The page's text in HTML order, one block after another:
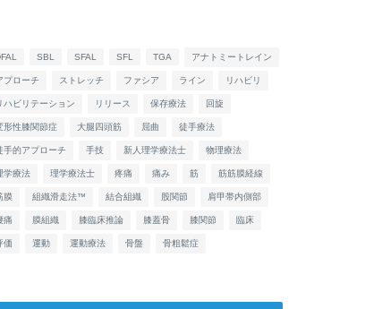
SBL SFAL SFL TGA アナトミートレイン
プローチ ストレッチ ファシア ライン リハビリ
ハビリテーション リリース 保存療法 回旋
形性膝関節症 大腿四頭筋 屈曲 徒手療法
手的アプローチ 手技 新人理学療法士 物理療法
学療法 理学療法士 疼痛 痛み 筋 筋筋膜経線
膜 組織滑走法™ 結合組織 股関節 肩甲帯内側部
痛 膜組織 膝臨床推論 膝蓋骨 膝関節 臨床
価 運動 運動療法 骨盤 骨粗鬆症